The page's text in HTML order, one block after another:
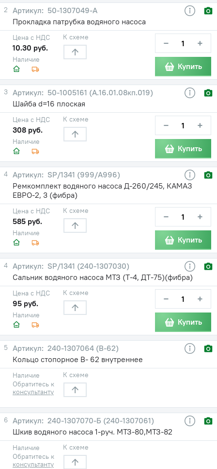
2
50-1307049-А
Прокладка патрубка водяного насоса
Наличие
Цена с НДС
10.30 руб.
К схеме − +
Купить
3
50-1005161 (А.16.01.08кп.019)
Шайба d=16 плоская
Наличие
Цена с НДС
308 руб.
К схеме − +
Купить
4
SP/1341 (999/А996)
Ремкомплект водяного насоса Д-260/245, КАМАЗ
ЕВРО-2, 3 (фибра)
Наличие
Цена с НДС
585 руб.
К схеме − +
Купить
4
SP/1341 (240-1307030)
Сальник водяного насоса МТЗ (Т-4, ДТ-75)(фибра)
Наличие
Цена с НДС
95 руб.
К схеме − +
Купить
5
240-1307064 (В-62)
Кольцо стопорное В- 62 внутреннее
Наличие
Обратитесь к
консультанту
К схеме
6
240-1307070-Б (240-1307061)
Шкив водяного насоса 1-руч. МТЗ-80,МТЗ-82
Наличие
Обратитесь к
консультанту
К схеме